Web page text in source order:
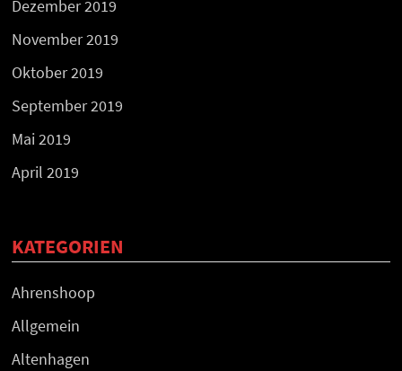
Dezember 2019
November 2019
Oktober 2019
September 2019
Mai 2019
April 2019
KATEGORIEN
Ahrenshoop
Allgemein
Altenhagen